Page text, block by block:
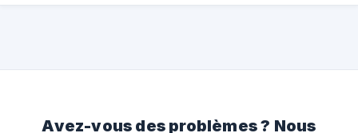
Avez-vous des problèmes ? Nous